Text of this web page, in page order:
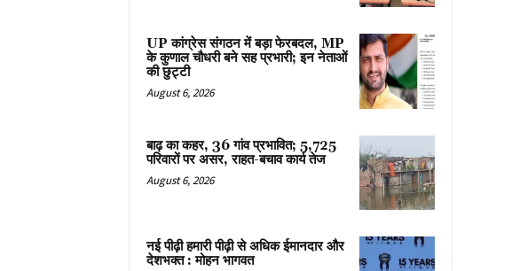
UP कांग्रेस संगठन में बड़ा फेरबदल, MP
के कुणाल चौधरी बने सह प्रभारी; इन नेताओं
की छुट्टी
August 6, 2026
बाढ़ का कहर, 36 गांव प्रभावित; 5,725
परिवारों पर असर, राहत-बचाव कार्य तेज
August 6, 2026
नई पीढ़ी हमारी पीढ़ी से अधिक ईमानदार और
देशभक्त : मोहन भागवत